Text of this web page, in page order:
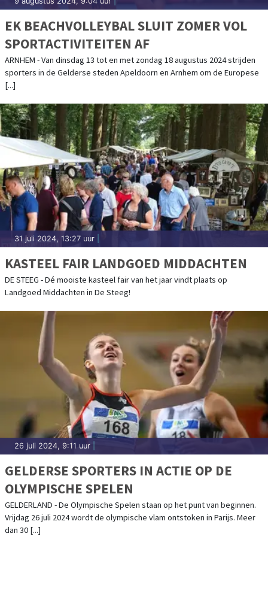
EK BEACHVOLLEYBAL SLUIT ZOMER VOL
SPORTACTIVITEITEN AF
ARNHEM - Van dinsdag 13 tot en met zondag 18 augustus 2024 strijden
sporters in de Gelderse steden Apeldoorn en Arnhem om de Europese
[...]
31 juli 2024, 13:27 uur
KASTEEL FAIR LANDGOED MIDDACHTEN
DE STEEG - Dé mooiste kasteel fair van het jaar vindt plaats op
Landgoed Middachten in De Steeg!
26 juli 2024, 9:11 uur
GELDERSE SPORTERS IN ACTIE OP DE
OLYMPISCHE SPELEN
GELDERLAND - De Olympische Spelen staan op het punt van beginnen.
Vrijdag 26 juli 2024 wordt de olympische vlam ontstoken in Parijs. Meer
dan 30 [...]